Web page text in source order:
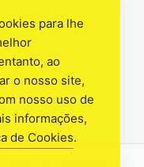
para lhe
ao
o nosso site,
nosso uso de
informações,
de Cookies.